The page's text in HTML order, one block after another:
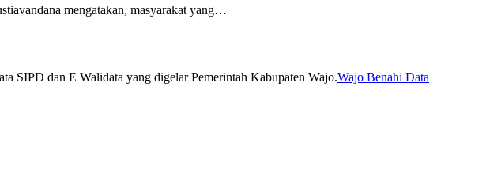
mengatakan, masyarakat yang…
Wajo Benahi Data